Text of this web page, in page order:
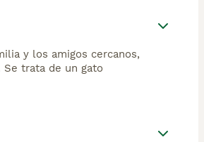
y los amigos cercanos,
Se trata de un gato